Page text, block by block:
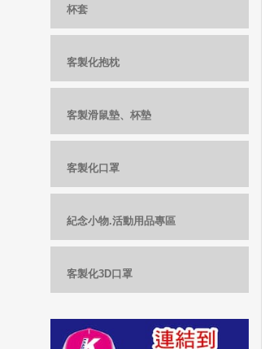
杯套
客製化抱枕
客製滑鼠墊、杯墊
客製化口罩
紀念小物.活動用品專區
客製化3D口罩